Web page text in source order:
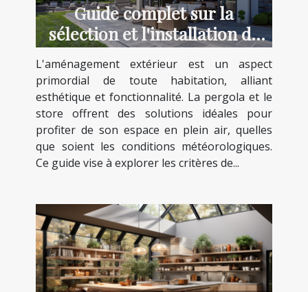
Guide complet sur la
sélection et l'installation de
pergolas et stores
L'aménagement extérieur est un aspect
primordial de toute habitation, alliant
esthétique et fonctionnalité. La pergola et le
store offrent des solutions idéales pour
profiter de son espace en plein air, quelles
que soient les conditions météorologiques.
Ce guide vise à explorer les critères de...